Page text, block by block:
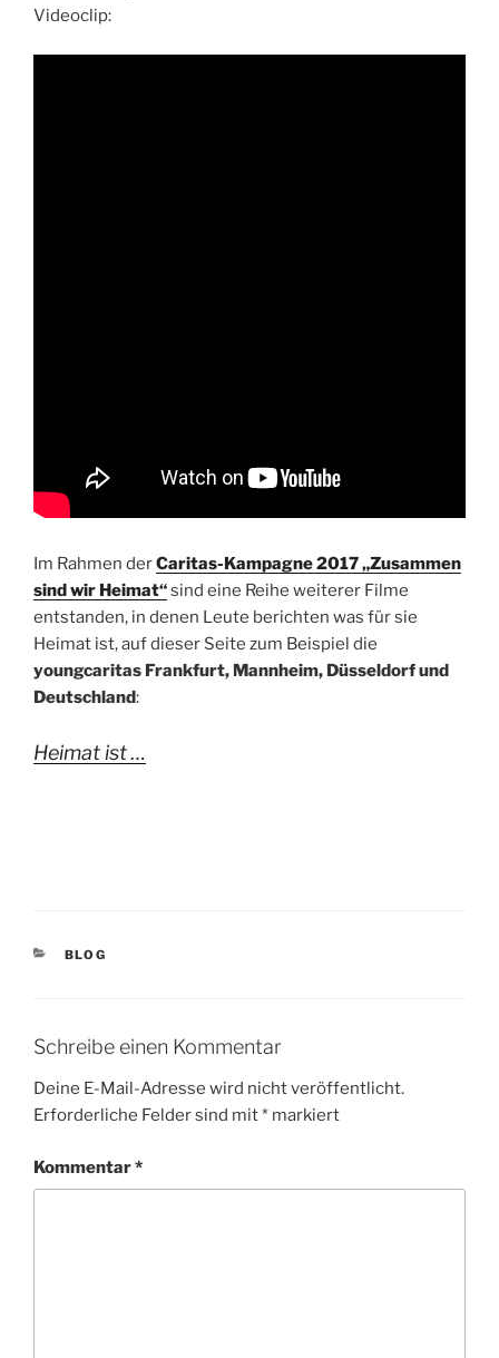
Videoclip:
Im Rahmen derCaritas-Kampagne 2017 „Zusammen
sind wir Heimat“sind eine Reihe weiterer Filme
entstanden, in denen Leute berichten was für sie
Heimat ist, auf dieser Seite zum Beispiel die
youngcaritas Frankfurt, Mannheim, Düsseldorf und
Deutschland:
Heimat ist …
KATEGORIEN
BLOG
Schreibe einen Kommentar
Deine E-Mail-Adresse wird nicht veröffentlicht.
Erforderliche Felder sind mit* markiert
Kommentar*